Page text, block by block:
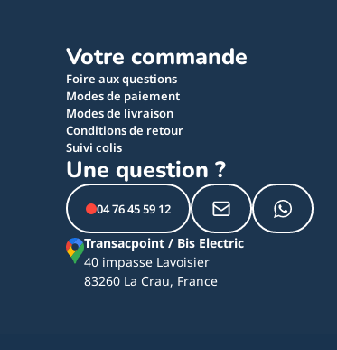
Votre commande
Foire aux questions
Modes de paiement
Modes de livraison
Conditions de retour
Suivi colis
Une question ?
04 76 45 59 12
Transacpoint / Bis Electric
40 impasse Lavoisier
83260 La Crau, France